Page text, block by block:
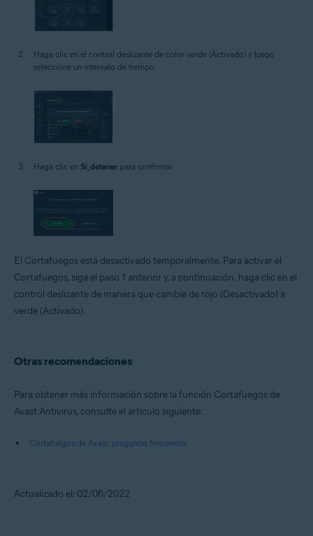
Haga clic en el control deslizante de color verde (Activado) y luego
seleccione un intervalo de tiempo.
Haga clic en Sí, detener para confirmar.
El Cortafuegos está desactivado temporalmente. Para activar el
Cortafuegos, siga el paso 1 anterior y, a continuación, haga clic en el
control deslizante de manera que cambie de rojo (Desactivado) a
verde (Activado).
Otras recomendaciones
Para obtener más información sobre la función Cortafuegos de
Avast Antivirus, consulte el artículo siguiente:
Cortafuegos de Avast: preguntas frecuentes
Actualizado el: 02/06/2022